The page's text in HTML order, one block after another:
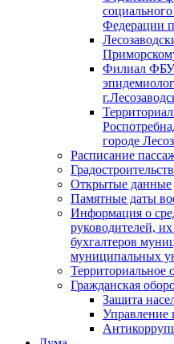
Федерации
Филиал
городе
Расписание
Открытые данные
Памятные даты
Информация о
руководителей,
бухгалтеров
муниципальных
Территориальное
Гражданская
Защита